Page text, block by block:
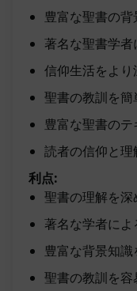
豊富な聖書の背
著名な聖書学
信仰生活をより
聖書の教訓を簡
豊富な聖書の
読者の信仰と理
利点:
聖書の理解を深
著名な学者に
豊富な背景知
聖書の教訓を容